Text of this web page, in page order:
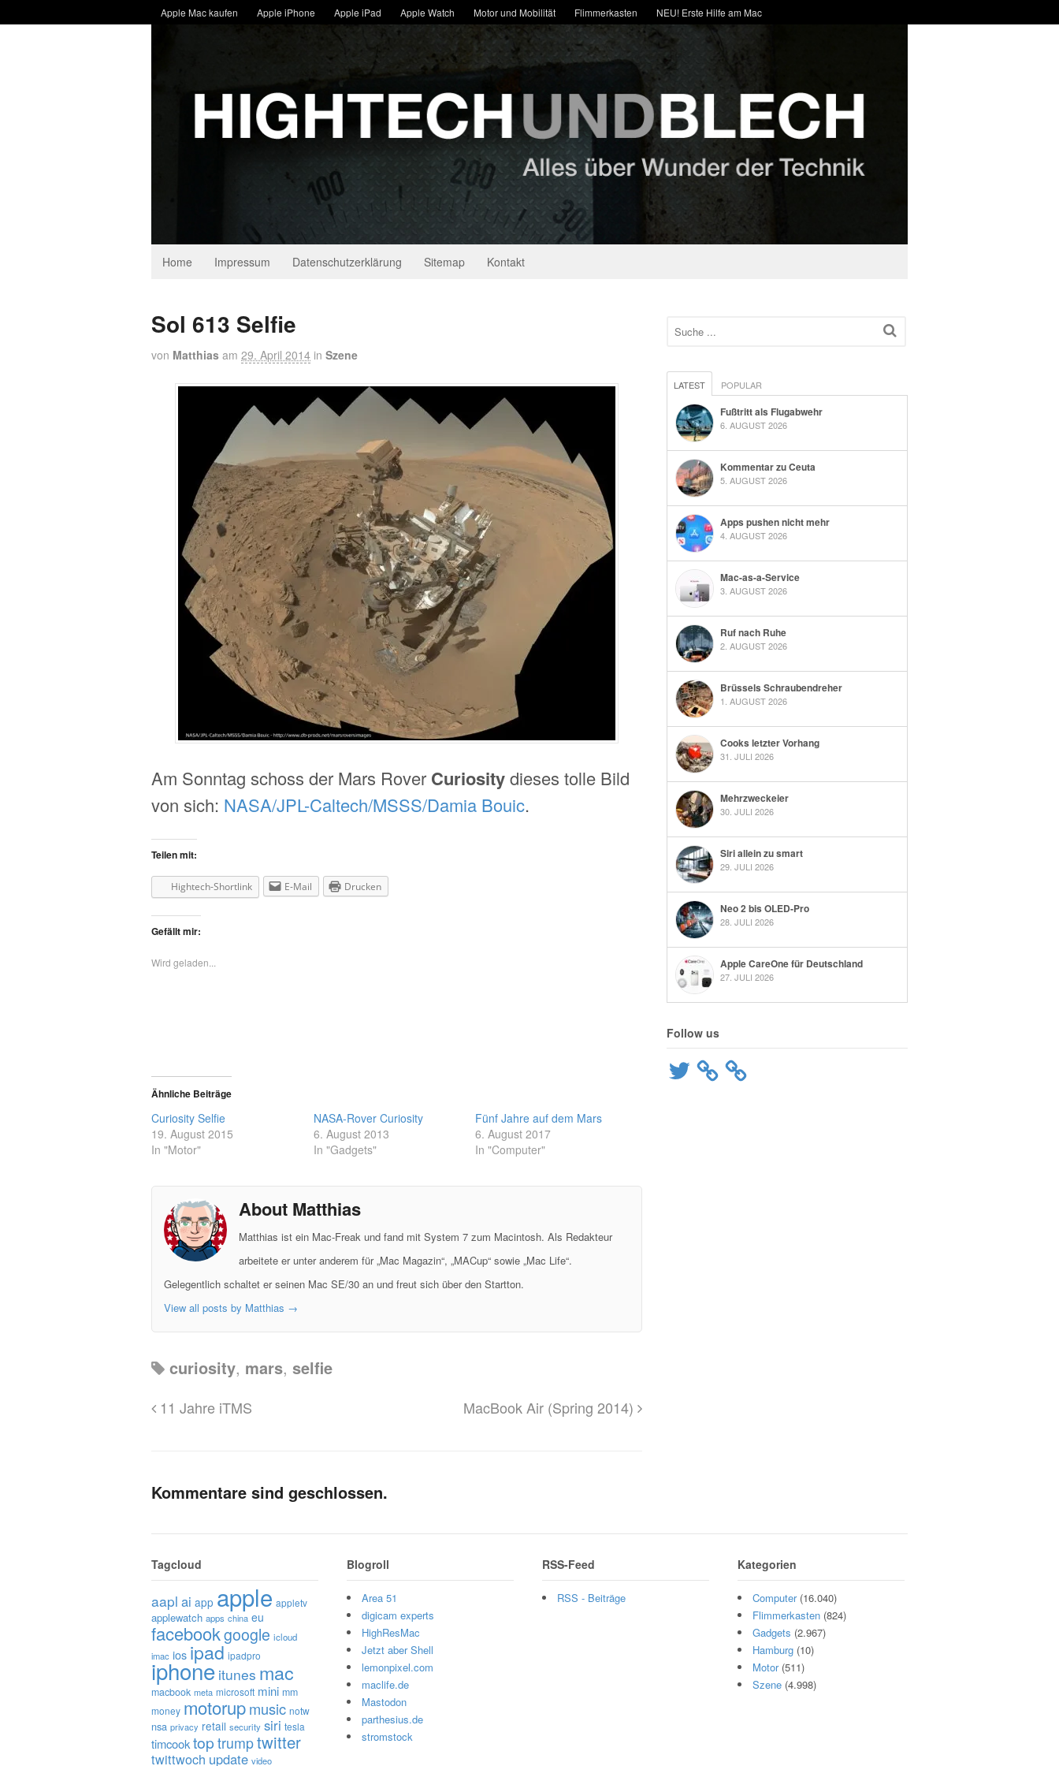
Apple Mac kaufen Apple iPhone Apple iPad Apple Watch Motor und Mobilität Flimmerkasten NEU! Erste Hilfe am Mac
Home Impressum Datenschutzerklärung Sitemap Kontakt
Sol 613 Selfie
von Matthias am 29. April 2014 in Szene
Am Sonntag schoss der Mars Rover Curiositydieses tolle Bild
von sich: NASA/JPL-Caltech/MSSS/Damia Bouic.
Teilen mit:
Hightech-Shortlink E-Mail Drucken
Gefällt mir:
Wird geladen...
Ähnliche Beiträge
Curiosity Selfie
19. August 2015
In "Motor"
NASA-Rover Curiosity
6. August 2013
In "Gadgets"
Fünf Jahre auf dem Mars
6. August 2017
In "Computer"
About Matthias
Matthias ist ein Mac-Freak und fand mit System 7 zum Macintosh. Als Redakteur
arbeitete er unter anderem für „Mac Magazin“, „MACup“ sowie „Mac Life“.
Gelegentlich schaltet er seinen Mac SE/30 an und freut sich über den Startton.
View all posts by Matthias →
curiosity, mars, selfie
11 Jahre iTMS MacBook Air (Spring 2014)
Kommentare sind geschlossen.
LATEST POPULAR
Fußtritt als Flugabwehr
6. AUGUST 2026
Kommentar zu Ceuta
5. AUGUST 2026
Apps pushen nicht mehr
4. AUGUST 2026
Mac-as-a-Service
3. AUGUST 2026
Ruf nach Ruhe
2. AUGUST 2026
Brüssels Schraubendreher
1. AUGUST 2026
Cooks letzter Vorhang
31. JULI 2026
Mehrzweckeier
30. JULI 2026
Siri allein zu smart
29. JULI 2026
Neo 2 bis OLED-Pro
28. JULI 2026
Apple CareOne für Deutschland
27. JULI 2026
Follow us
Twitter
Tagcloud
aapl ai app apple appletv
applewatch apps china eu
facebookgoogle icloud
imac ios ipad ipadpro
iphone itunes mac
macbook meta microsoft mini mm
money motorupmusic notw
nsa privacy retail security siri tesla
timcooktop trumptwitter
twittwoch update video
Blogroll
Area 51
digicam experts
HighResMac
Jetzt aber Shell
lemonpixel.com
maclife.de
Mastodon
parthesius.de
stromstock
RSS-Feed
RSS - Beiträge
Kategorien
Computer(16.040)
Flimmerkasten (824)
Gadgets (2.967)
Hamburg (10)
Motor(511)
Szene (4.998)